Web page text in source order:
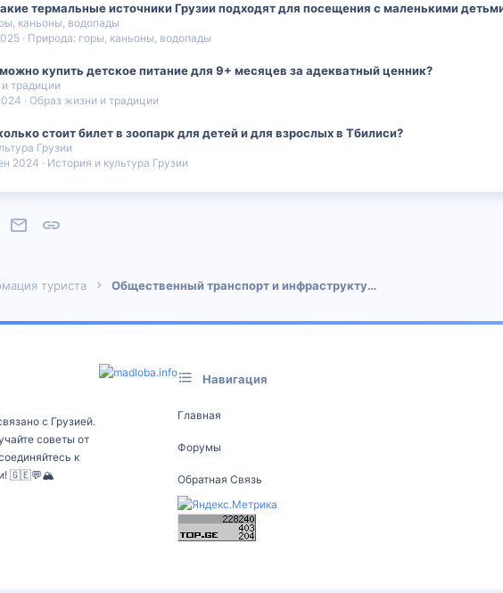
термальные источники Грузии подходят для посещения с маленькими
каньоны, водопады
Природа: горы, каньоны, водопады
купить детское питание для 9+ месяцев за адекватный ценник?
традиции
Образ жизни и традиции
стоит билет в зоопарк для детей и для взрослых в Тбилиси?
Грузии
История и культура Грузии
2024
WhatsAppЭлектронная почта
туриста Общественный транспорт и инфраструктура
с Грузией.
советы от
к
🇬🇪💬🏔️
Навигация
Главная
Форумы
Обратная Связь